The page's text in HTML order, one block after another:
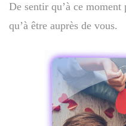
De sentir qu’à ce
qu’à être auprès de vous.